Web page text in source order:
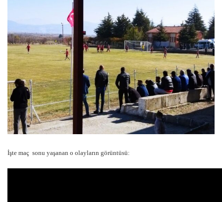
İşte maç sonu yaşanan o olayların görüntüsü: